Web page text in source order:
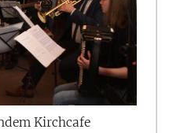
Kirchcafe